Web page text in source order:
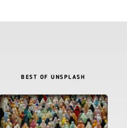
BEST OF UNSPLASH